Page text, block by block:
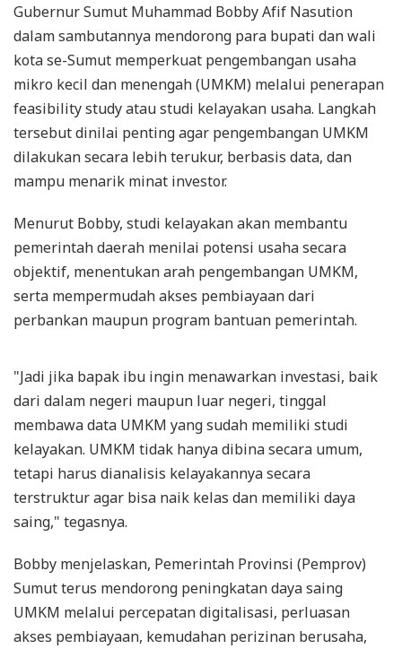
Gubernur Sumut Muhammad Bobby Afif Nasution
dalam sambutannya mendorong para bupati dan wali
kota se-Sumut memperkuat pengembangan usaha
mikro kecil dan menengah (UMKM) melalui penerapan
feasibility study atau studi kelayakan usaha. Langkah
tersebut dinilai penting agar pengembangan UMKM
dilakukan secara lebih terukur, berbasis data, dan
mampu menarik minat investor.
Menurut Bobby, studi kelayakan akan membantu
pemerintah daerah menilai potensi usaha secara
objektif, menentukan arah pengembangan UMKM,
serta mempermudah akses pembiayaan dari
perbankan maupun program bantuan pemerintah.
"Jadi jika bapak ibu ingin menawarkan investasi, baik
dari dalam negeri maupun luar negeri, tinggal
membawa data UMKM yang sudah memiliki studi
kelayakan. UMKM tidak hanya dibina secara umum,
tetapi harus dianalisis kelayakannya secara
terstruktur agar bisa naik kelas dan memiliki daya
saing," tegasnya.
Bobby menjelaskan, Pemerintah Provinsi (Pemprov)
Sumut terus mendorong peningkatan daya saing
UMKM melalui percepatan digitalisasi, perluasan
akses pembiayaan, kemudahan perizinan berusaha,